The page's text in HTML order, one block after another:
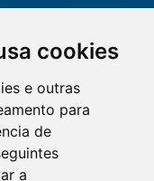
cookies
e outras
para
de
a